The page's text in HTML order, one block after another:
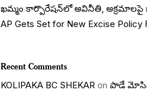
ఖమ్మం కార్పొరేషన్‌లో అవినీతి, అక్రమాలపై
AP Gets Set for New Excise Policy
Recent Comments
KOLIPAKA BC SHEKAR onపాడే